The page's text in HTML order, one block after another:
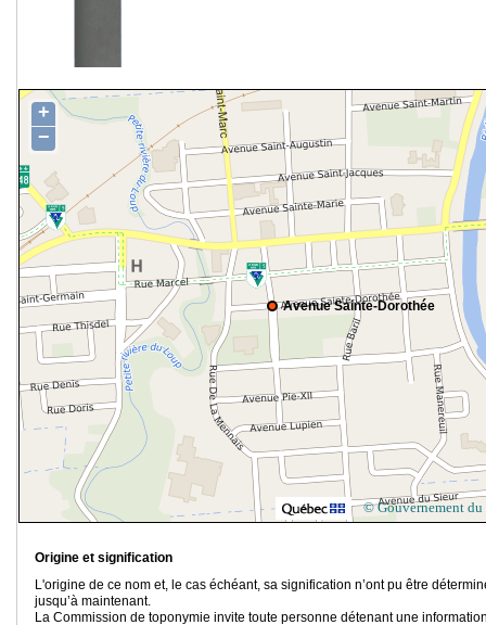
Avenue Sainte-Dorothée
+
−
© Gouvernement du
Origine et signification
L'origine de ce nom et, le cas échéant, sa signification n’ont pu être
jusqu’à maintenant.
La Commission de toponymie invite toute personne détenant une